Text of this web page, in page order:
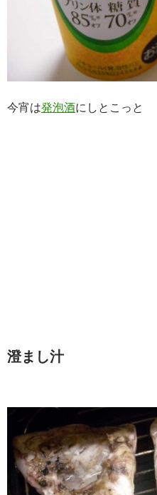
今宵は発泡酒にしとこっと
澄まし汁